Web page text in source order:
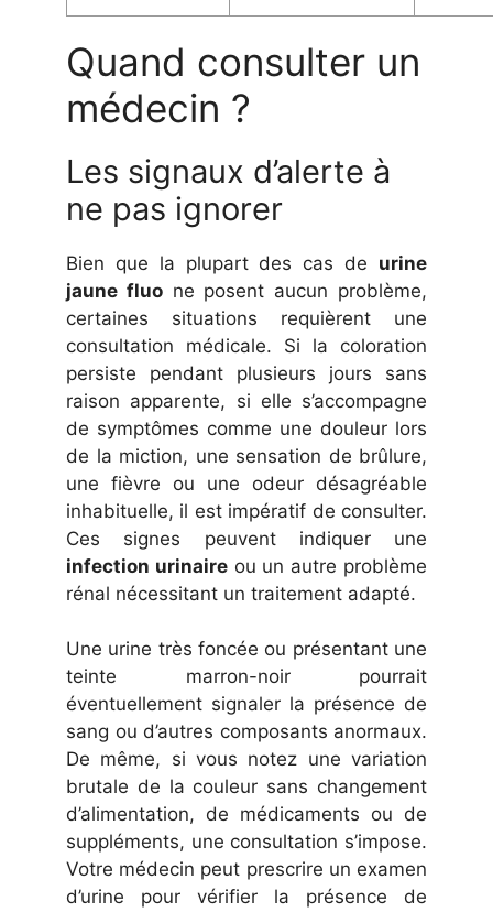
Quand consulter un
médecin ?
Les signaux d’alerte à
ne pas ignorer
Bien que la plupart des cas de urine
jaune fluone posent aucun problème,
certaines situations requièrent une
consultation médicale. Si la coloration
persiste pendant plusieurs jours sans
raison apparente, si elle s’accompagne
de symptômes comme une douleur lors
de la miction, une sensation de brûlure,
une fièvre ou une odeur désagréable
inhabituelle, il est impératif de consulter.
Ces signes peuvent indiquer une
infection urinaireou un autre problème
rénal nécessitant un traitement adapté.
Une urine très foncée ou présentant une
teinte marron-noir pourrait
éventuellement signaler la présence de
sang ou d’autres composants anormaux.
De même, si vous notez une variation
brutale de la couleur sans changement
d’alimentation, de médicaments ou de
suppléments, une consultation s’impose.
Votre médecin peut prescrire un examen
d’urine pour vérifier la présence de